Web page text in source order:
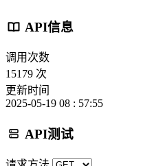
API信息
调用次数
15179 次
更新时间
2025-05-19 08 : 57:55
API测试